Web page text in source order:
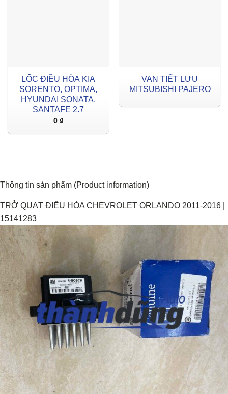
LỐC ĐIỀU HÒA KIA
SORENTO, OPTIMA,
HYUNDAI SONATA,
SANTAFE 2.7
0 ₫
VAN TIẾT LƯU
MITSUBISHI PAJERO
Thông tin sản phẩm (Product information)
TRỞ QUẠT ĐIỀU HÒA CHEVROLET ORLANDO 2011-2016 |
15141283